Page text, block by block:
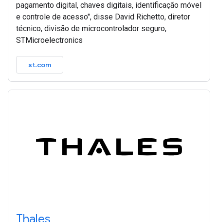
pagamento digital, chaves digitais, identificação móvel
e controle de acesso", disse David Richetto, diretor
técnico, divisão de microcontrolador seguro,
STMicroelectronics
st.com